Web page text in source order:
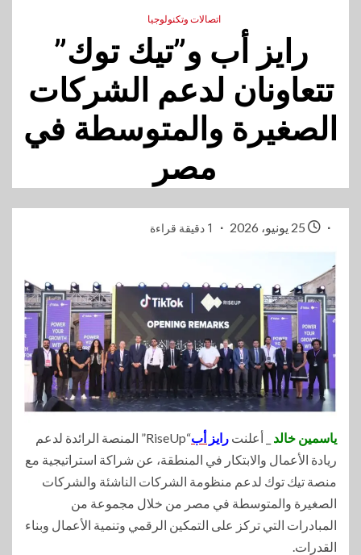
اتصالات وتكنولوجيا
رايز أب و”تيك توك”
تتعاونان لدعم الشركات
الصغيرة والمتوسطة في
مصر
1 دقيقة قراءة
ياسمين خالد _ أعلنت رايز أب
“RiseUp” المنصة الرائدة لدعم
ريادة الأعمال والابتكار في المنطقة، عن شراكة استراتيجية مع
منصة تيك توك لدعم منظومة الشركات الناشئة والشركات
الصغيرة والمتوسطة في مصر من خلال مجموعة من
المبادرات التي تركز على التمكين الرقمي وتنمية الأعمال وبناء
القدرات.